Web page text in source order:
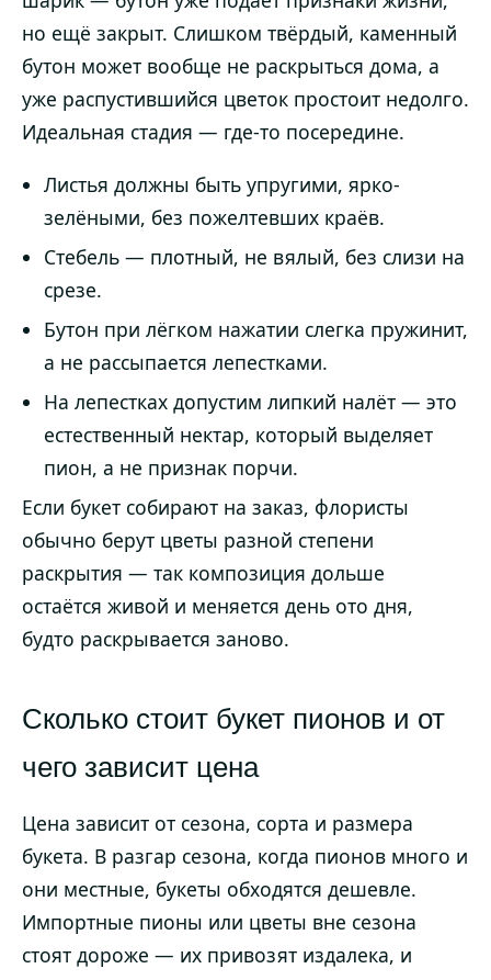
но ещё закрыт. Слишком твёрдый, каменный
бутон может вообще не раскрыться дома, а
уже распустившийся цветок простоит недолго.
Идеальная стадия — где-то посередине.
Листья должны быть упругими, ярко-
зелёными, без пожелтевших краёв.
Стебель — плотный, не вялый, без слизи на
срезе.
Бутон при лёгком нажатии слегка пружинит,
а не рассыпается лепестками.
На лепестках допустим липкий налёт — это
естественный нектар, который выделяет
пион, а не признак порчи.
Если букет собирают на заказ, флористы
обычно берут цветы разной степени
раскрытия — так композиция дольше
остаётся живой и меняется день ото дня,
будто раскрывается заново.
Сколько стоит букет пионов и от
чего зависит цена
Цена зависит от сезона, сорта и размера
букета. В разгар сезона, когда пионов много и
они местные, букеты обходятся дешевле.
Импортные пионы или цветы вне сезона
стоят дороже — их привозят издалека, и